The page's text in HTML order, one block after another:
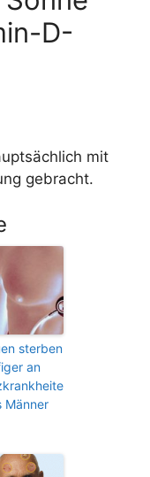
D-
mit
gebracht.
sterben
an
Männer